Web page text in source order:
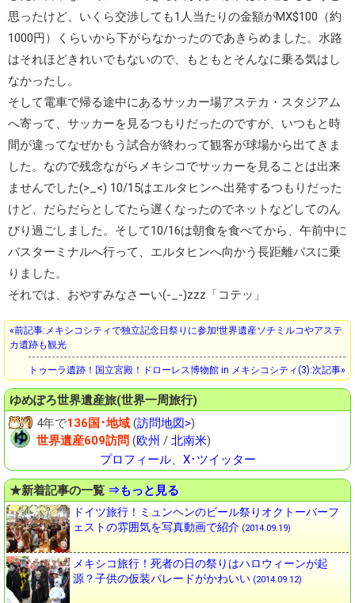
思ったけど、いくら交渉しても1人当たりの金額がMX$100（約
1000円）くらいから下がらなかったのであきらめました。水路
はそれほどきれいでもないので、もともとそんなに乗る気はし
なかったし。
そして電車で帰る途中にあるサッカー場アステカ・スタジアム
へ寄って、サッカーを見るつもりだったのですが、いつもと時
間が違ってなぜかもう試合が終わって観客が球場から出てきま
した。なので残念ながらメキシコでサッカーを見ることは出来
ませんでした(>_<) 10/15はエルタヒンへ出発するつもりだった
けど、だらだらとしてたら遅くなったのでネットなどしてのん
びり過ごしました。そして10/16は朝食を食べてから、午前中に
バスターミナルへ行って、 エルタヒンへ向かう長距離バスに乗
りました。
それでは、おやすみなさーい(-_-)zzz「コテッ」
«前記事:メキシコシティで独立記念日祭りに参加!世界遺産ソチミルコやアステ
カ遺跡も観光
トゥーラ遺跡！国立宮殿！ドローレス博物館 in メキシコシティ(3):次記事»
ゆめぽろ世界遺産旅(世界一周旅行)
4年で136国･地域 (訪問地図>)
世界遺産609訪問 (欧州 / 北南米)
プロフィール、 X･ツイッター
★新着記事の一覧 ⇒もっと見る
ドイツ旅行！ミュンヘンのビール祭りオクトーバーフ
ェストの雰囲気を写真動画で紹介 (2014.09.19)
メキシコ旅行！死者の日の祭りはハロウィーンが起
源？子供の仮装パレードがかわいい (2014.09.12)